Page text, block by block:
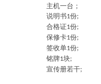
主机一台；
说明书1份;
合格证1份;
保修卡1份;
签收单1份;
铭牌1块;
宣传册若干;